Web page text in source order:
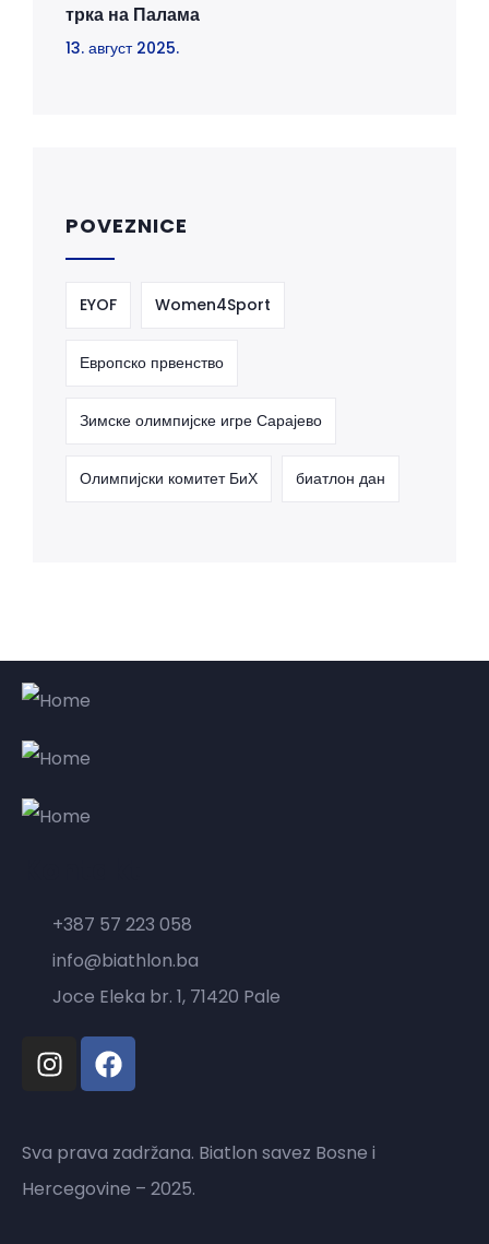
трка на Палама
13. август 2025.
POVEZNICE
EYOF Women4Sport
Европско првенство
Зимске олимпијске игре Сарајево
Олимпијски комитет БиХ биатлон дан
+387 57 223 058
info@biathlon.ba
Joce Eleka br. 1, 71420 Pale
Sva prava zadržana. Biatlon savez Bosne i
Hercegovine – 2025.